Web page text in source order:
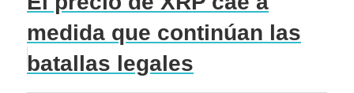
medida que continúan las
batallas legales